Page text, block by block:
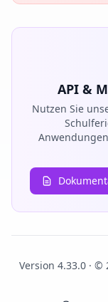
API &
Nutzen Sie
Version 4.33.0 · ©